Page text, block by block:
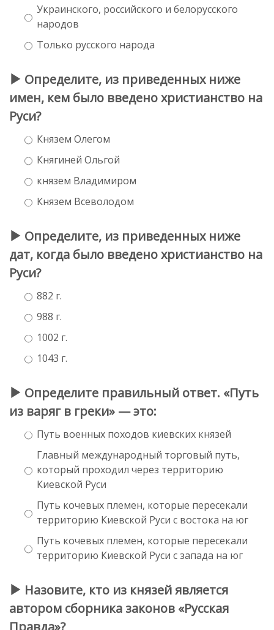
Украинского, российского и белорусского
народов
Только русского народа
Определите, из приведенных ниже
имен, кем было введено христианство на
Руси?
Князем Олегом
Княгиней Ольгой
князем Владимиром
Князем Всеволодом
Определите, из приведенных ниже
дат, когда было введено христианство на
Руси?
882 г.
988 г.
1002 г.
1043 г.
Определите правильный ответ. «Путь
из варяг в греки» — это:
Путь военных походов киевских князей
Главный международный торговый путь,
который проходил через территорию
Киевской Руси
Путь кочевых племен, которые пересекали
территорию Киевской Руси с востока на юг
Путь кочевых племен, которые пересекали
территорию Киевской Руси с запада на юг
Назовите, кто из князей является
автором сборника законов «Русская
Правда»?